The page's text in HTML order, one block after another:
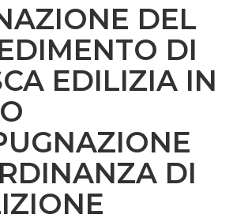
DEL
DI
EDILIZIA IN
DI